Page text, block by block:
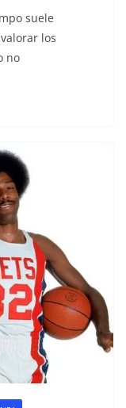
suele
los
no